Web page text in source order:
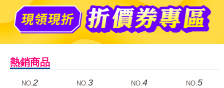
熱銷商品
NO.2 NO. 3 NO.4 NO. 5